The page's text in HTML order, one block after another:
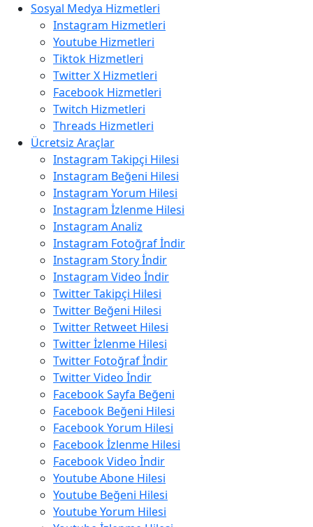
Sosyal Medya Hizmetleri
Instagram Hizmetleri
Youtube Hizmetleri
Tiktok Hizmetleri
Twitter X Hizmetleri
Facebook Hizmetleri
Twitch Hizmetleri
Threads Hizmetleri
Ücretsiz Araçlar
Instagram Takipçi Hilesi
Instagram Beğeni Hilesi
Instagram Yorum Hilesi
Instagram İzlenme Hilesi
Instagram Analiz
Instagram Fotoğraf İndir
Instagram Story İndir
Instagram Video İndir
Twitter Takipçi Hilesi
Twitter Beğeni Hilesi
Twitter Retweet Hilesi
Twitter İzlenme Hilesi
Twitter Fotoğraf İndir
Twitter Video İndir
Facebook Sayfa Beğeni
Facebook Beğeni Hilesi
Facebook Yorum Hilesi
Facebook İzlenme Hilesi
Facebook Video İndir
Youtube Abone Hilesi
Youtube Beğeni Hilesi
Youtube Yorum Hilesi